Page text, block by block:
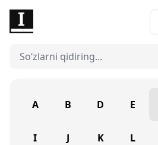
A B D E
I J K L